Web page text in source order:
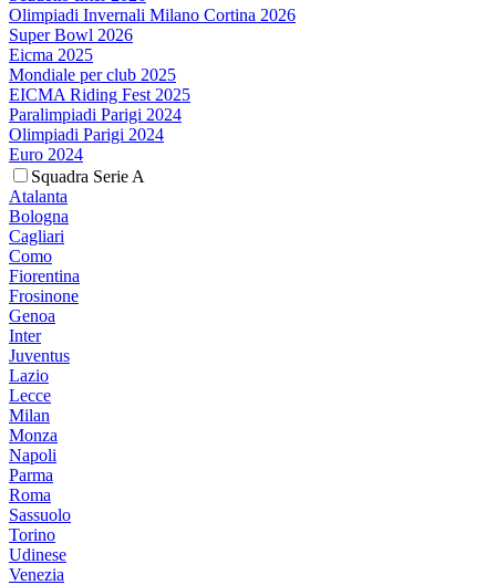
Olimpiadi Invernali Milano Cortina 2026
Super Bowl 2026
Eicma 2025
Mondiale per club 2025
EICMA Riding Fest 2025
Paralimpiadi Parigi 2024
Olimpiadi Parigi 2024
Euro 2024
Squadra Serie A
Atalanta
Bologna
Cagliari
Como
Fiorentina
Frosinone
Genoa
Inter
Juventus
Lazio
Lecce
Milan
Monza
Napoli
Parma
Roma
Sassuolo
Torino
Udinese
Venezia